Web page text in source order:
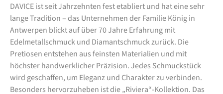
DAVICE ist seit Jahrzehnten fest etabliert und hat eine sehr
lange Tradition – das Unternehmen der Familie König in
Antwerpen blickt auf über 70 Jahre Erfahrung mit
Edelmetallschmuck und Diamantschmuck zurück. Die
Pretiosen entstehen aus feinsten Materialien und mit
höchster handwerklicher Präzision. Jedes Schmuckstück
wird geschaffen, um Eleganz und Charakter zu verbinden.
Besonders hervorzuheben ist die „Riviera“-Kollektion. Das